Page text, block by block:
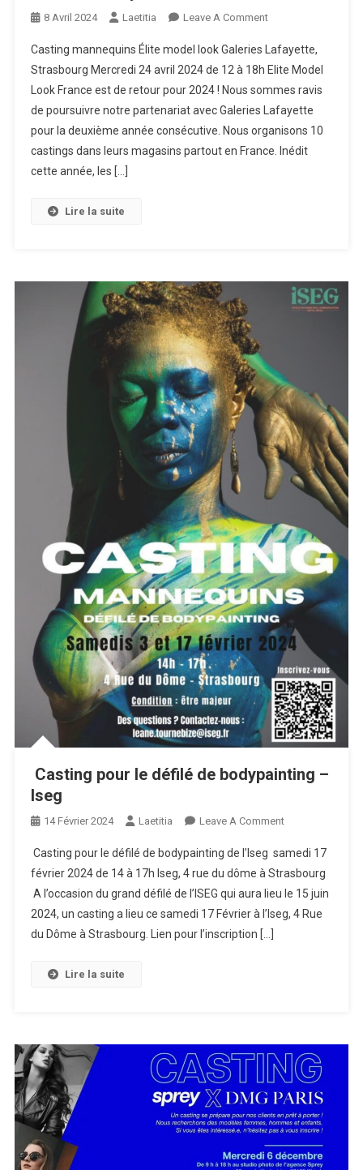
8 Avril 2024 Laetitia Leave A CommentOn
Mannequins
Élite
Model
Look
–
Galeries
Casting mannequins Élite model look Galeries Lafayette,
Strasbourg Mercredi 24 avril 2024 de 12 à 18h Elite Model
Look France est de retour pour 2024 ! Nous sommes ravis
de poursuivre notre partenariat avec Galeries Lafayette
pour la deuxième année consécutive. Nous organisons 10
castings dans leurs magasins partout en France. Inédit
cette année, les […]
Lire la suite
Casting pour le défilé de bodypainting –
Iseg
14 Février 2024 Laetitia Leave A CommentOn
Pour
Le Défilé
De
Bodypainting
Casting pour le défilé de bodypainting de l’Iseg samedi 17
février 2024 de 14 à 17h Iseg, 4 rue du dôme à Strasbourg
A l’occasion du grand défilé de l’ISEG qui aura lieu le 15 juin
2024, un casting a lieu ce samedi 17 Février à l’Iseg, 4 Rue
du Dôme à Strasbourg. Lien pour l’inscription […]
Lire la suite